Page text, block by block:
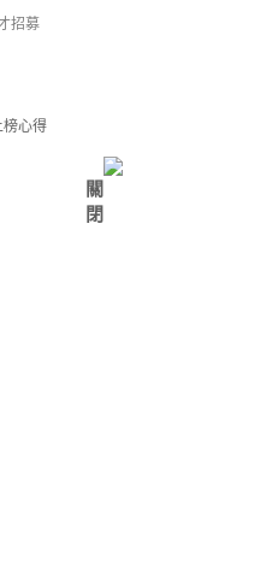
招募
榜心得
關
閉